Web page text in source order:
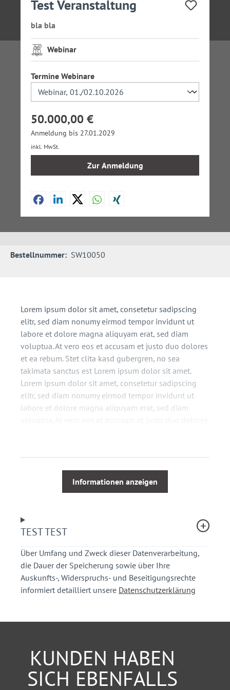
Test Veranstaltung
bla bla
Webinar
Termine Webinareauswählen
50.000,00 €
Anmeldung bis 27.01.2029
inkl. MwSt.
Zur Anmeldung
Bestellnummer: SW10050
Lorem ipsum dolor sit amet, consetetur sadipscing
elitr, sed diam nonumy eirmod tempor invidunt ut
labore et dolore magna aliquyam erat, sed diam
voluptua. At vero eos et accusam et justo duo dolores
et ea rebum. Stet clita kasd gubergren, no sea
takimata sanctus est Lorem ipsum dolor sit amet.
Lorem ipsum dolor sit amet, consetetur sadipscing
elitr, sed diam nonumy eirmod tempor invidunt ut
labore et dolore magna aliquyam erat, sed diam
Informationen anzeigen
TEST TEST
Über Umfang und Zweck dieser Datenverarbeitung,
die Dauer der Speicherung sowie über Ihre
Auskunfts-, Widerspruchs- und Beseitigungsrechte
informiert detailliert unsere Datenschutzerklärung
KUNDEN HABEN
SICH EBENFALLS